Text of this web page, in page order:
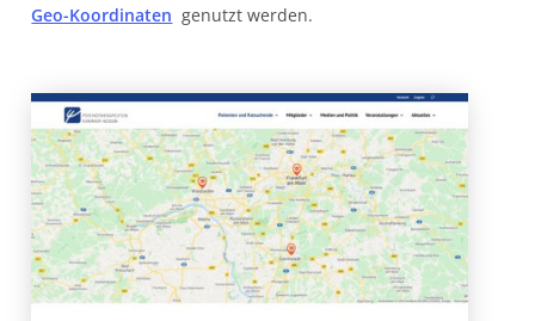
Geo-Koordinaten genutzt werden.